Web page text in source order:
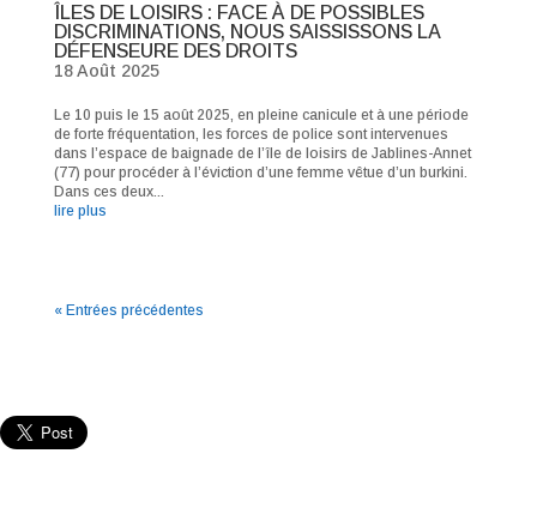
ÎLES DE LOISIRS : FACE À DE POSSIBLES
DISCRIMINATIONS, NOUS SAISSISSONS LA
DÉFENSEURE DES DROITS
18 Août 2025
Le 10 puis le 15 août 2025, en pleine canicule et à une période
de forte fréquentation, les forces de police sont intervenues
dans l’espace de baignade de l’île de loisirs de Jablines-Annet
(77) pour procéder à l’éviction d’une femme vêtue d’un burkini.
Dans ces deux...
lire plus
« Entrées précédentes